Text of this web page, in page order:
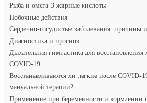
Рыба и омега-3 жирные кислоты
Побочные действия
Сердечно-сосудистые заболевания: причины
Диагностика и прогноз
Дыхательная гимнастика для восстановления
COVID-19
Восстанавливаются ли легкие после COVID-
мануальной терапии?
Применение при беременности и кормлении